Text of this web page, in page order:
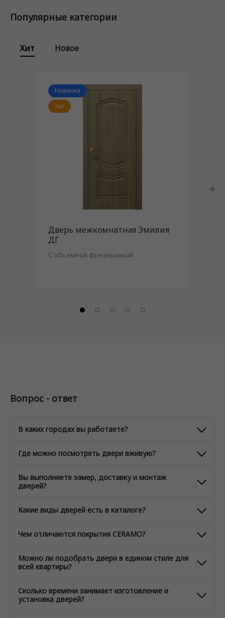
Популярные категории
Хит Новое
Новинка
Хит
Дверь межкомнатная Эмилия
ДГ
С объемной фрезеровкой
Вопрос - ответ
В каких городах вы работаете?
Где можно посмотреть двери вживую?
Вы выполняете замер, доставку и монтаж
дверей?
Какие виды дверей есть в каталоге?
Чем отличаются покрытия CERAMO?
Можно ли подобрать двери в едином стиле для
всей квартиры?
Сколько времени занимает изготовление и
установка дверей?